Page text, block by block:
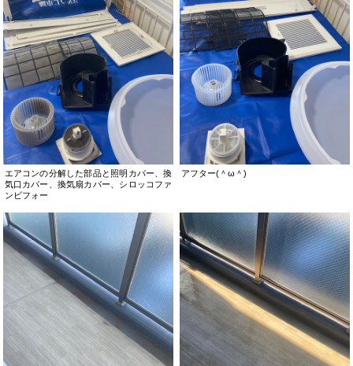
エアコンの分解した部品と照明カバー、換
気口カバー、換気扇カバー、シロッコファ
ンビフォー
アフター(＾ω＾)